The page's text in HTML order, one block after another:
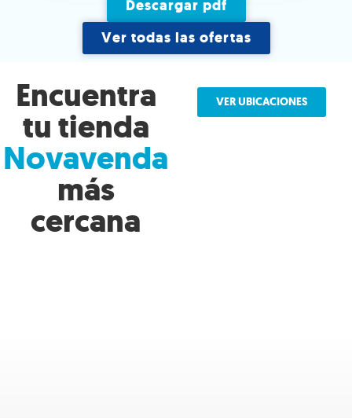
Descargar pdf
Ver todas las ofertas
Encuentra
tu tienda
Novavenda
más
cercana
VER UBICACIONES